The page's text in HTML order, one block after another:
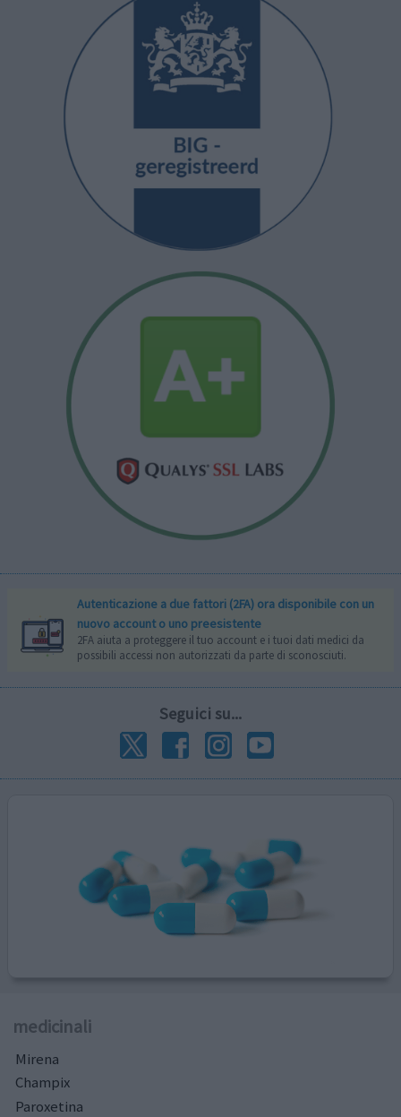
Autenticazione a due fattori (2FA) ora disponibile con un
nuovo account o uno preesistente
2FA aiuta a proteggere il tuo account e i tuoi dati medici da
possibili accessi non autorizzati da parte di sconosciuti.
Seguici su...
medicinali
Mirena
Champix
Paroxetina